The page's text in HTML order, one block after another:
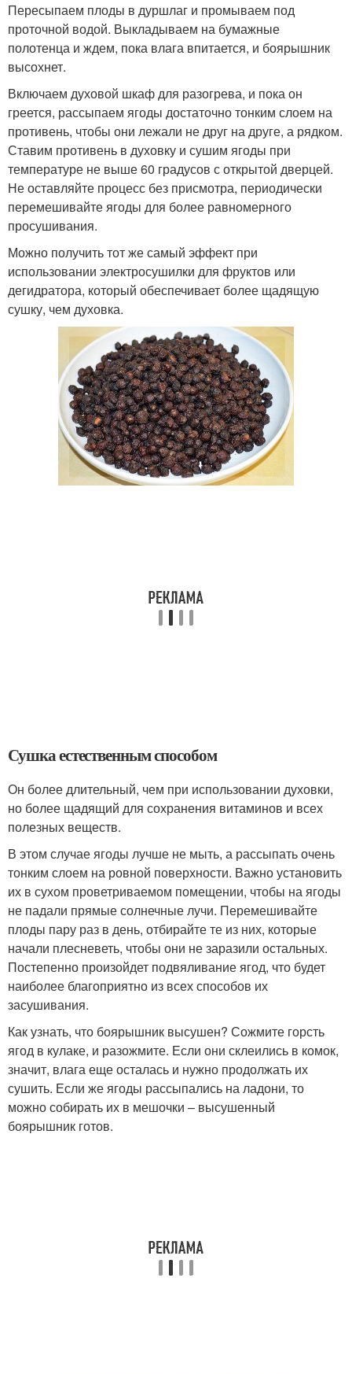
Пересыпаем плоды в дуршлаг и промываем под
проточной водой. Выкладываем на бумажные
полотенца и ждем, пока влага впитается, и боярышник
высохнет.
Включаем духовой шкаф для разогрева, и пока он
греется, рассыпаем ягоды достаточно тонким слоем на
противень, чтобы они лежали не друг на друге, а рядком.
Ставим противень в духовку и сушим ягоды при
температуре не выше 60 градусов с открытой дверцей.
Не оставляйте процесс без присмотра, периодически
перемешивайте ягоды для более равномерного
просушивания.
Можно получить тот же самый эффект при
использовании электросушилки для фруктов или
дегидратора, который обеспечивает более щадящую
сушку, чем духовка.
Сушка естественным способом
Он более длительный, чем при использовании духовки,
но более щадящий для сохранения витаминов и всех
полезных веществ.
В этом случае ягоды лучше не мыть, а рассыпать очень
тонким слоем на ровной поверхности. Важно установить
их в сухом проветриваемом помещении, чтобы на ягоды
не падали прямые солнечные лучи. Перемешивайте
плоды пару раз в день, отбирайте те из них, которые
начали плесневеть, чтобы они не заразили остальных.
Постепенно произойдет подвяливание ягод, что будет
наиболее благоприятно из всех способов их
засушивания.
Как узнать, что боярышник высушен? Сожмите горсть
ягод в кулаке, и разожмите. Если они склеились в комок,
значит, влага еще осталась и нужно продолжать их
сушить. Если же ягоды рассыпались на ладони, то
можно собирать их в мешочки – высушенный
боярышник готов.